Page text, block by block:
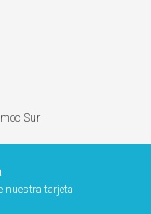
Sur
nuestra tarjeta